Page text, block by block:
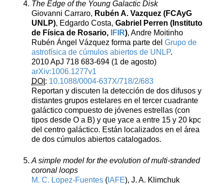
The Edge of the Young Galactic Disk
Giovanni Carraro, Rubén A. Vazquez (FCAyG
UNLP), Edgardo Costa, Gabriel Perren (Instituto
de Física de Rosario,
IFIR), Andre Moitinho
Rubén Ángel Vázquez forma parte del Grupo de
astrofísica de cúmulos abiertos de UNLP.
2010 ApJ 718 683-694 (1 de agosto)
arXiv:1006.1277v1
DOI : 10.1088/0004-637X/718/2/683
Reportan y discuten la detección de dos difusos y
distantes grupos estelares en el tercer cuadrante
galáctico compuesto de jóvenes estrellas (con
tipos desde O a B) y que yace a entre 15 y 20 kpc
del centro galáctico. Están localizados en el área
de dos cúmulos abiertos catalogados.
A simple model for the evolution of multi-stranded
coronal loops
M. C. Lopez-Fuentes ( IAFE), J. A. Klimchuk